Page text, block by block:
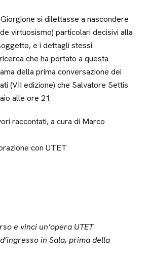
si dilettasse a nascondere
virtuosismo) particolari decisivi alla
e i dettagli stessi
che ha portato a questa
della prima conversazione dei
(VII edizione) che Salvatore Settis
alle ore 21
raccontati, a cura di Marco
con UTET
e vinci un’opera UTET
in Sala, prima della